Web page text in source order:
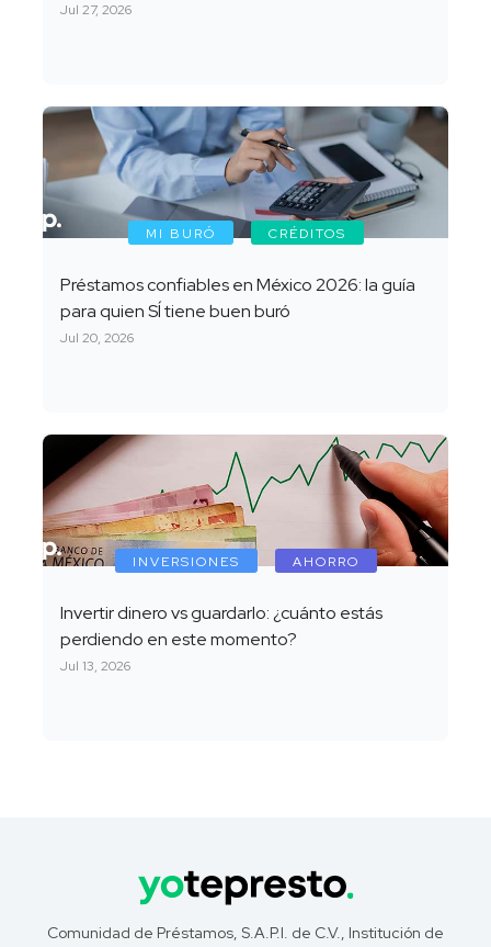
Jul 27, 2026
MI BURÓ CRÉDITOS
Préstamos confiables en México 2026: la guía
para quien SÍ tiene buen buró
Jul 20, 2026
INVERSIONES AHORRO
Invertir dinero vs guardarlo: ¿cuánto estás
perdiendo en este momento?
Jul 13, 2026
Comunidad de Préstamos, S.A.P.I. de C.V., Institución de